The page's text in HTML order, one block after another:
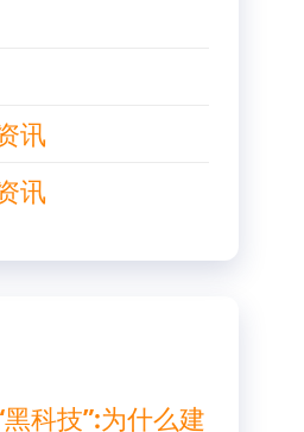
讯
讯
科技”:为什么建